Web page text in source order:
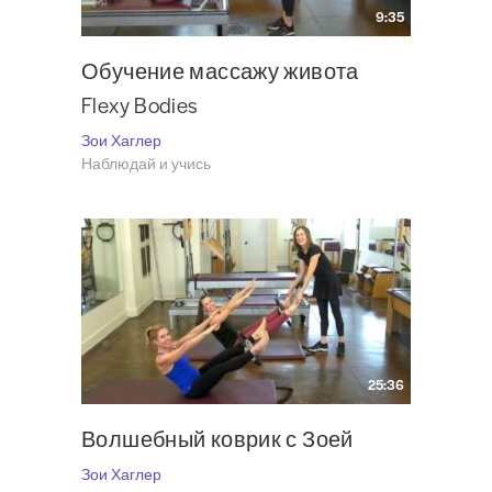
9:35
Обучение массажу живота
Flexy Bodies
Зои Хаглер
Наблюдай и учись
25:36
Волшебный коврик с Зоей
Зои Хаглер